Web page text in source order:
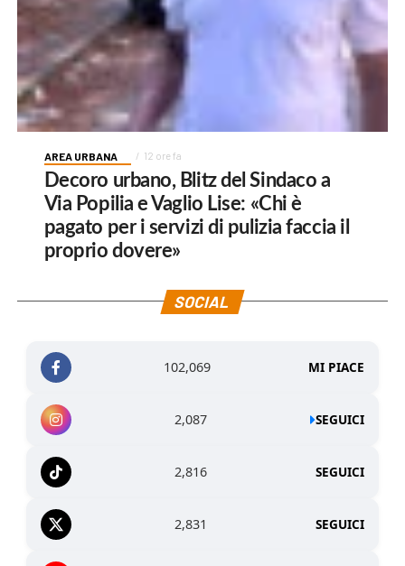
AREA URBANA 12 ore fa
Decoro urbano, Blitz del Sindaco a
Via Popilia e Vaglio Lise: «Chi è
pagato per i servizi di pulizia faccia il
proprio dovere»
SOCIAL
102,069 MI PIACE
2,087 SEGUICI
2,816 SEGUICI
2,831 SEGUICI